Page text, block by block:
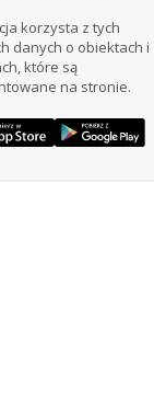
korzysta z tych
danych o obiektach i
które są
na stronie.